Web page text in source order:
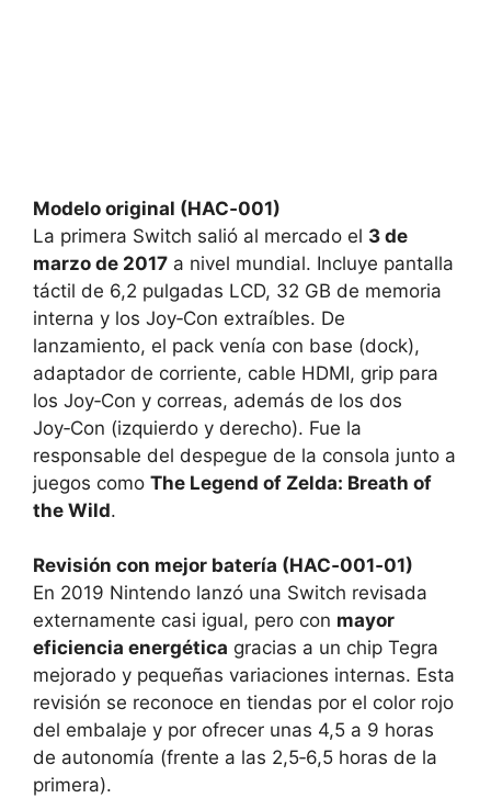
Modelo original (HAC‑001)
La primera Switch salió al mercado el 3 de
marzo de 2017 a nivel mundial. Incluye pantalla
táctil de 6,2 pulgadas LCD, 32 GB de memoria
interna y los Joy‑Con extraíbles. De
lanzamiento, el pack venía con base (dock),
adaptador de corriente, cable HDMI, grip para
los Joy‑Con y correas, además de los dos
Joy‑Con (izquierdo y derecho). Fue la
responsable del despegue de la consola junto a
juegos como The Legend of Zelda: Breath of
the Wild.
Revisión con mejor batería (HAC‑001‑01)
En 2019 Nintendo lanzó una Switch revisada
externamente casi igual, pero con mayor
eficiencia energética gracias a un chip Tegra
mejorado y pequeñas variaciones internas. Esta
revisión se reconoce en tiendas por el color rojo
del embalaje y por ofrecer unas 4,5 a 9 horas
de autonomía (frente a las 2,5‑6,5 horas de la
primera).